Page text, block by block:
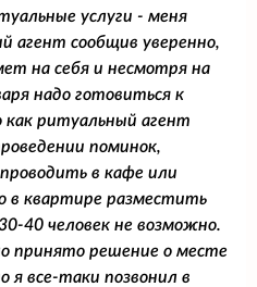
услуги - меня
агент сообщив уверенно,
на себя и несмотря на
надо готовиться к
как ритуальный агент
поминок,
в кафе или
в квартире разместить
40 человек не возможно.
принято решение о месте
я все-таки позвонил в